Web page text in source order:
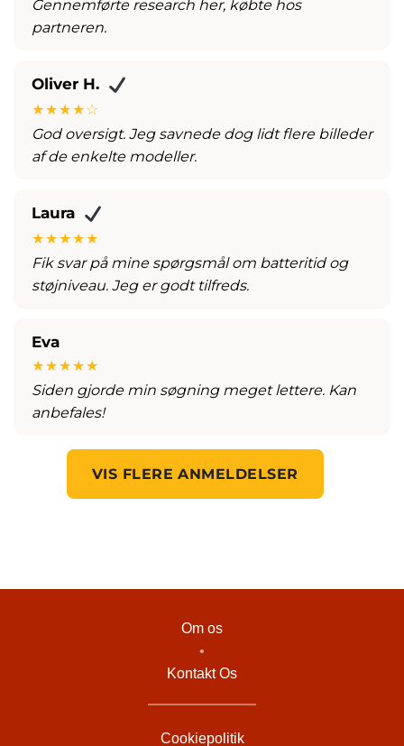
Gennemførte research her, købte hos
partneren.
Oliver H.
★★★★☆
God oversigt. Jeg savnede dog lidt flere billeder
af de enkelte modeller.
Laura
★★★★★
Fik svar på mine spørgsmål om batteritid og
støjniveau. Jeg er godt tilfreds.
Eva
★★★★★
Siden gjorde min søgning meget lettere. Kan
anbefales!
VIS FLERE ANMELDELSER
Om os
•
Kontakt Os
Cookiepolitik